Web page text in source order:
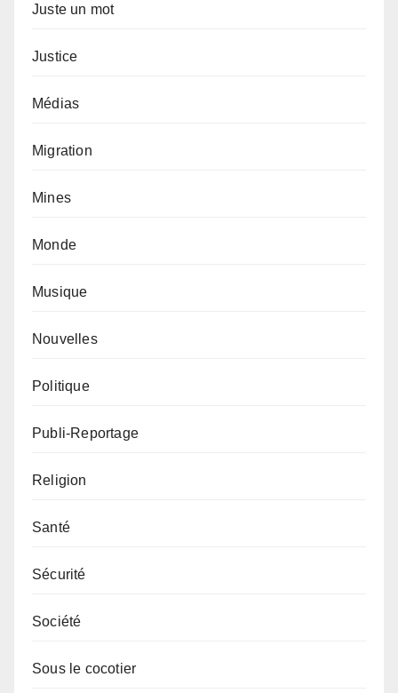
Juste un mot
Justice
Médias
Migration
Mines
Monde
Musique
Nouvelles
Politique
Publi-Reportage
Religion
Santé
Sécurité
Société
Sous le cocotier